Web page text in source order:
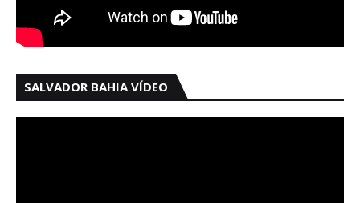
SALVADOR BAHIA VÍDEO